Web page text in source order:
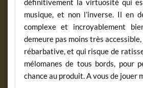
définitivement la virtuosité qui
musique, et non l’inverse. Il en
complexe et incroyablement
demeure pas moins très
rébarbative, et qui risque de
mélomanes de tous bords, pour
chance au produit. A vous de jouer